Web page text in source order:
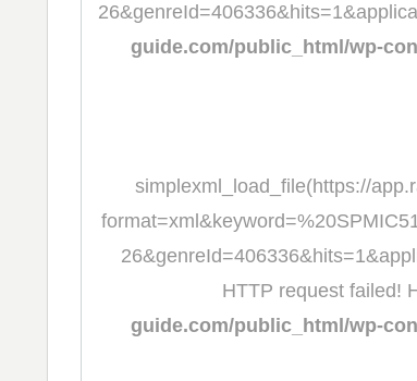
guide.com/public_html/wp-
simplexml_load_file(https://
HTTP request failed!
guide.com/public_html/wp-